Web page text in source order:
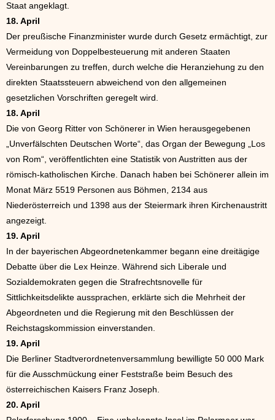
Staat angeklagt.
18. April
Der preußische Finanzminister wurde durch Gesetz ermächtigt, zur
Vermeidung von Doppelbesteuerung mit anderen Staaten
Vereinbarungen zu treffen, durch welche die Heranziehung zu den
direkten Staatssteuern abweichend von den allgemeinen
gesetzlichen Vorschriften geregelt wird.
18. April
Die von Georg Ritter von Schönerer in Wien herausgegebenen
„Unverfälschten Deutschen Worte“, das Organ der Bewegung „Los
von Rom“, veröffentlichten eine Statistik von Austritten aus der
römisch-katholischen Kirche. Danach haben bei Schönerer allein im
Monat März 5519 Personen aus Böhmen, 2134 aus
Niederösterreich und 1398 aus der Steiermark ihren Kirchenaustritt
angezeigt.
19. April
In der bayerischen Abgeordnetenkammer begann eine dreitägige
Debatte über die Lex Heinze. Während sich Liberale und
Sozialdemokraten gegen die Strafrechtsnovelle für
Sittlichkeitsdelikte aussprachen, erklärte sich die Mehrheit der
Abgeordneten und die Regierung mit den Beschlüssen der
Reichstagskommission einverstanden.
19. April
Die Berliner Stadtverordnetenversammlung bewilligte 50 000 Mark
für die Ausschmückung einer Feststraße beim Besuch des
österreichischen Kaisers Franz Joseph.
20. April